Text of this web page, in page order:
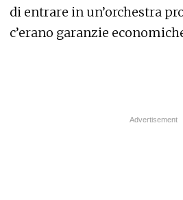
di entrare in un’orchestra
c’erano garanzie